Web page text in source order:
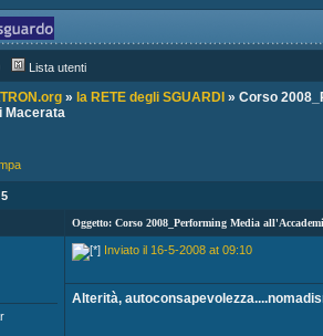
Lista utenti
» la RETE degli SGUARDI » Corso
Macerata
5
Oggetto: Corso 2008_Performing Media
Inviato il 16-5-2008 at 09:10
Alterità,